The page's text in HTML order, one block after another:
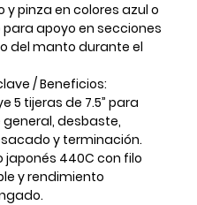
y pinza en colores azul o
apoyo en secciones
del manto durante el
/ Beneficios:
5 tijeras de 7.5” para
desbaste,
y terminación.
japonés 440C con filo
y rendimiento